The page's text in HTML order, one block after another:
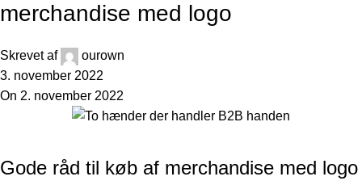
merchandise med logo
Skrevet af
ourown
3. november 2022
On 2. november 2022
Gode råd til køb af merchandise med logo